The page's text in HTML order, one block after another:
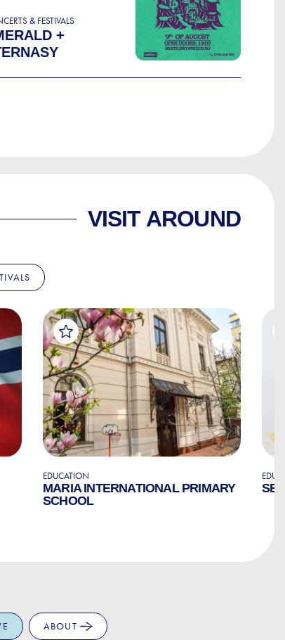
& FESTIVALS
+
VISIT AROUND
EDUCATION
MARIA INTERNATIONAL PRIMARY
SCHOOL
ABOUT